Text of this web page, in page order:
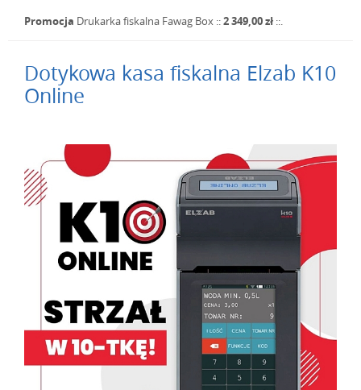
Promocja Drukarka fiskalna Fawag Box ::2 349,00 zł ::.
Dotykowa kasa fiskalna Elzab K10
Online